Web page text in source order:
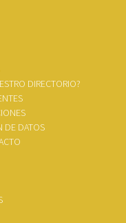
DIRECTORIO?
DE DATOS